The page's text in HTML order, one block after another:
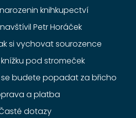
knihkupectví
Petr Horáček
si vychovat sourozence
pod stromeček
se budete popadat za břicho
a platba
dotazy